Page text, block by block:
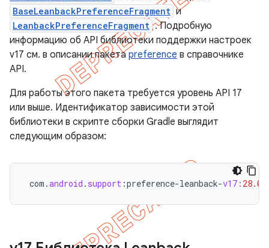
BaseLeanbackPreferenceFragment и
LeanbackPreferenceFragment . Подробную
информацию об API библиотеки поддержки настроек
v17 см. в описании пакета preference в справочнике
API.
Для работы этого пакета требуется уровень API 17
или выше. Идентификатор зависимости этой
библиотеки в скрипте сборки Gradle выглядит
следующим образом:
com .android . support :preference-leanback-v17: 28.0